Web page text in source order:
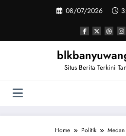
08/07/2026
Situs Berita Terkini
Home Politik Medan